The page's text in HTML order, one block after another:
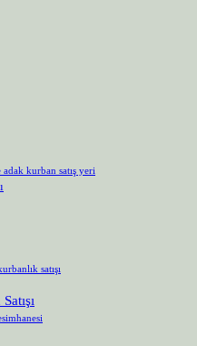
kurban satış yeri
satışı